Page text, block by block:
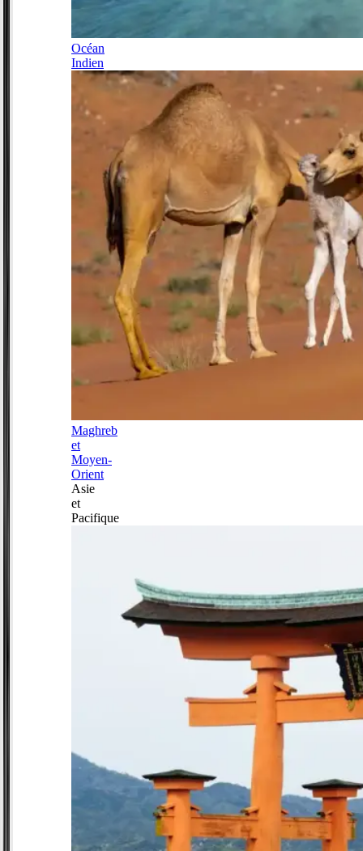
Océan
Indien
Maghreb
et
Moyen-
Orient
Asie
et
Pacifique